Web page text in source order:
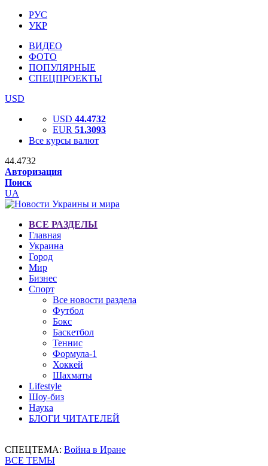
РУС
УКР
ВИДЕО
ФОТО
ПОПУЛЯРНЫЕ
СПЕЦПРОЕКТЫ
USD
USD 44.4732
EUR 51.3093
Все курсы валют
44.4732
Авторизация
Поиск
UA
ВСЕ РАЗДЕЛЫ
Главная
Украина
Город
Мир
Бизнес
Спорт
Все новости раздела
Футбол
Бокс
Баскетбол
Теннис
Формула-1
Хоккей
Шахматы
Lifestyle
Шоу-биз
Наука
БЛОГИ ЧИТАТЕЛЕЙ
СПЕЦТЕМА: Война в Иране
ВСЕ ТЕМЫ